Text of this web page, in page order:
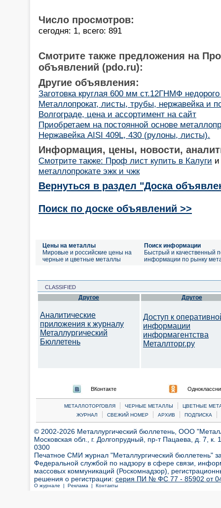
Число просмотров:
сегодня: 1, всего: 891
Смотрите также предложения на
объявлений (pdo.ru):
Другие объявления:
Заготовка круглая 600 мм ст.12ГНМФ
Металлопрокат, листы, трубы, нержавейка и
Волгограде, цена и ассортимент на сайт
Приобретаем на постоянной основе
Нержавейка AISI 409L, 430 (рулоны, листы).
Информация, цены, новости,
Смотрите также: Проф лист купить в Калуги
металлопрокате эжк и чжк
Вернуться в раздел "Доска
Поиск по доске объявлений >>
Цены на металлы
Мировые и российские цены на
черные и цветные металлы
Поиск информации
Быстрый и качественный
информации по рынку
CLASSIFIED
Другое
Аналитические
приложения к журналу
Металлургический
Бюллетень
Другое
Доступ к
информации
информагентства
Металлторг.ру
ВКонтакте
МЕТАЛЛОТОРГОВЛЯ | ЧЕРНЫЕ МЕТАЛЛЫ |
ЦВЕТНЫЕ
ЖУРНАЛ
| СВЕЖИЙ НОМЕР | АРХИВ | ПОДПИСКА |
© 2002-2026 Металлургический бюллетень, ООО
Московская обл., г. Долгопрудный, пр-т Пацаева, д. 7,
0300
Печатное СМИ журнал "Металлургический бюллетень"
Федеральной службой по надзору в сфере связи,
массовых коммуникаций (Роскомнадзор),
решения о регистрации: серия ПИ № ФС 77 - 85902 от 04
О журнале | Реклама | Контакты